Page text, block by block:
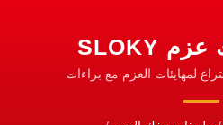
محول مفك عزم SLOKY
توركس
بعزم مختلف
لمهايئات العزم مع براءات